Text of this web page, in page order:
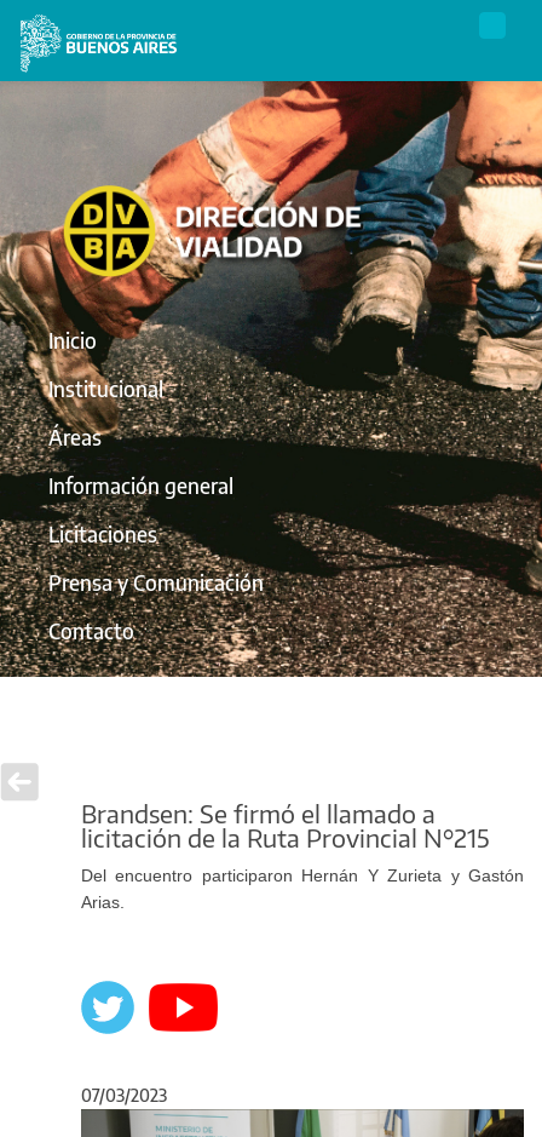
Inicio
Institucional
Áreas
Información general
Licitaciones
Prensa y Comunicación
Contacto
Brandsen: Se firmó el llamado a
licitación de la Ruta Provincial N°215
Del encuentro participaron Hernán Y Zurieta y Gastón
Arias.
07/03/2023
Anterior